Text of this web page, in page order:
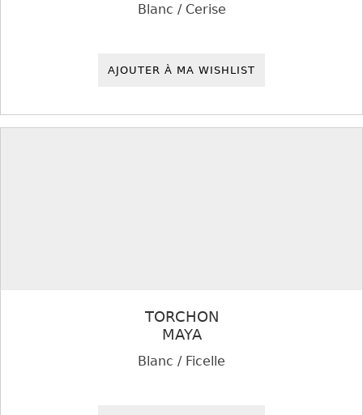
Blanc / Cerise
AJOUTER À MA WISHLIST
TORCHON
MAYA
Blanc / Ficelle